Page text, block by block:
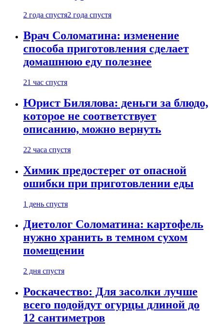
2 года спустя2 года спустя
Врач Соломатина: изменение
способа приготовления сделает
домашнюю еду полезнее
21 час спустя
Юрист Билялова: деньги за блюдо,
которое не соответствует
описанию, можно вернуть
22 часа спустя
Химик предостерег от опасной
ошибки при приготовлении еды
1 день спустя
Диетолог Соломатина: картофель
нужно хранить в темном сухом
помещении
2 дня спустя
Роскачество: Для засолки лучше
всего подойдут огурцы длиной до
12 сантиметров